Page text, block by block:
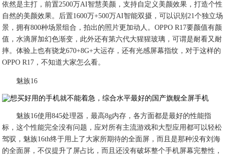
依然是主打，前置2500万AI智慧美颜，支持自定义美颜效果，打造个性
自然的美颜效果。后置1600万+500万AI智能双摄，可以识别21个独立场
景，拥有800种场景组合，拍出的照片更加动人。OPPO R17要颜值有颜
值，水滴屏加幻色渐变，此外还有第六代大猩猩玻璃，可谓是耐看又耐
摔。体验上也有骁龙670+8G+大运存，还有光感屏幕指纹，对于这样的
OPPO R17，不知道大家怎么看。
魅族16
魅族16使用845处理器，最高8g内存，各方面都是最好的性能指
标，这个性能完全没有问题，应对所有主流游戏和大型应用都可以轻松
驾驭，魅族16th终于用上了大家所期待的全面屏，而且是那种没有刘海
的全面屏，不仅提升了屏占比，而且还没有破坏整个手机屏幕完整性，